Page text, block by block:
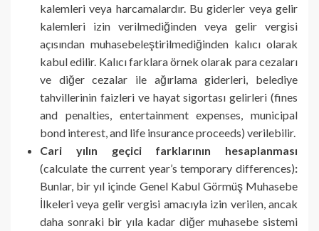
kalemleri veya harcamalardır. Bu giderler veya gelir
kalemleri izin verilmediğinden veya gelir vergisi
açısından muhasebeleştirilmediğinden kalıcı olarak
kabul edilir. Kalıcı farklara örnek olarak para cezaları
ve diğer cezalar ile ağırlama giderleri, belediye
tahvillerinin faizleri ve hayat sigortası gelirleri (fines
and penalties, entertainment expenses, municipal
bond interest, and life insurance proceeds) verilebilir.
Cari yılın geçici farklarının hesaplanması
(calculate the current year’s temporary differences):
Bunlar, bir yıl içinde Genel Kabul Görmüş Muhasebe
İlkeleri veya gelir vergisi amacıyla izin verilen, ancak
daha sonraki bir yıla kadar diğer muhasebe sistemi